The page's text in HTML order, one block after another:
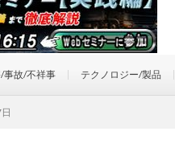
事故/不祥事 テクノロジー/製品